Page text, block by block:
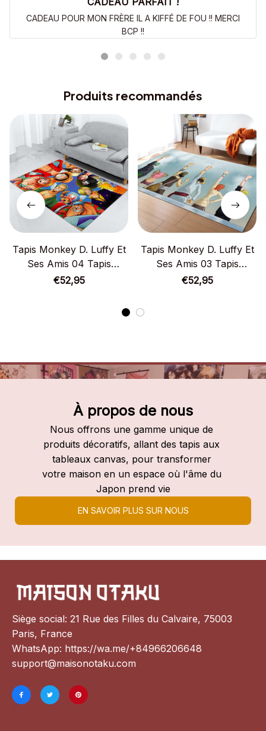
CADEAU POUR MON FRÈRE IL A KIFFÉ DE FOU !! MERCI
BCP !!
Produits recommandés
Tapis Monkey D. Luffy Et
Ses Amis 04 Tapis
Chambre
€52,95
Tapis Monkey D. Luffy Et
Ses Amis 03 Tapis
Chambre
€52,95
À propos de nous
Nous offrons une gamme unique de
produits décoratifs, allant des tapis aux
tableaux canvas, pour transformer
votre maison en un espace où l'âme du
Japon prend vie
EN SAVOIR PLUS SUR NOUS
Siège social: 21 Rue des Filles du Calvaire, 75003
Paris, France
WhatsApp: https://wa.me/+84966206648
support@maisonotaku.com